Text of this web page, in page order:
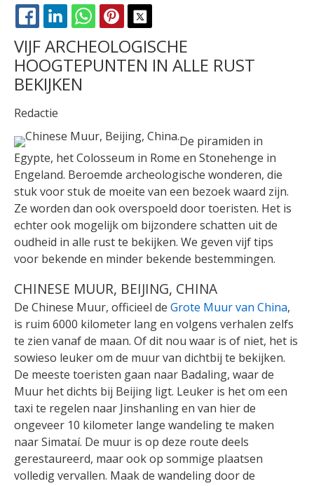
FACEBOOK
LINKEDINWHATSAPPPINTEREST
VIJF ARCHEOLOGISCHE
HOOGTEPUNTEN IN ALLE RUST
BEKIJKEN
Redactie
De piramiden in
Egypte, het Colosseum in Rome en Stonehenge in
Engeland. Beroemde archeologische wonderen, die
stuk voor stuk de moeite van een bezoek waard zijn.
Ze worden dan ook overspoeld door toeristen. Het is
echter ook mogelijk om bijzondere schatten uit de
oudheid in alle rust te bekijken. We geven vijf tips
voor bekende en minder bekende bestemmingen.
CHINESE MUUR, BEIJING, CHINA
De Chinese Muur, officieel de Grote Muur van China,
is ruim 6000 kilometer lang en volgens verhalen zelfs
te zien vanaf de maan. Of dit nou waar is of niet, het is
sowieso leuker om de muur van dichtbij te bekijken.
De meeste toeristen gaan naar Badaling, waar de
Muur het dichts bij Beijing ligt. Leuker is het om een
taxi te regelen naar Jinshanling en van hier de
ongeveer 10 kilometer lange wandeling te maken
naar Simataí. De muur is op deze route deels
gerestaureerd, maar ook op sommige plaatsen
volledig vervallen. Maak de wandeling door de